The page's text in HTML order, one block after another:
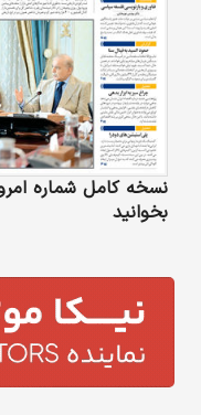
نسخه کامل شماره
بخوانید